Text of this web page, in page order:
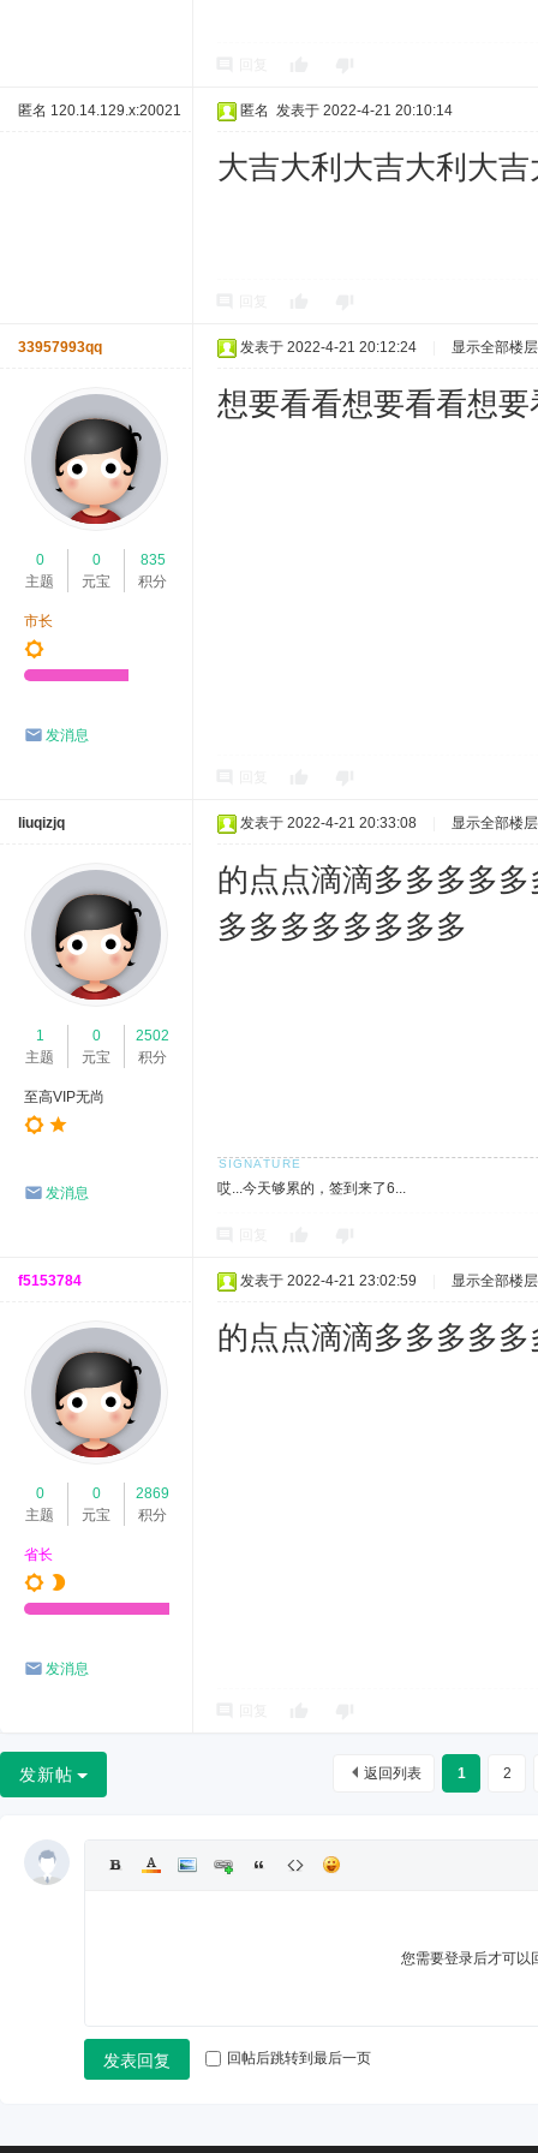
匿名 120.14.129.x:20021 匿名 发表于 2022-4-21 20:10:14
大吉大利大吉大利大
33957993qq
0
主题
0
元宝
835
积分
市长
发消息
发表于 2022-4-21 20:12:24 显示全部楼层
想要看看想要看看想
liuqizjq
1
主题
0
元宝
2502
积分
至高VIP无尚
发消息
发表于 2022-4-21 20:33:08 显示全部楼层
的点点滴滴多多多多
多多多多多多多多
哎...今天够累的，签到来了6...
f5153784
0
主题
0
元宝
2869
积分
省长
发消息
发表于 2022-4-21 23:02:59 显示全部楼层
的点点滴滴多多多多多
1 2
返回列表
发新帖
您需要登录后才可以
发表回复 回帖后跳转到最后一页